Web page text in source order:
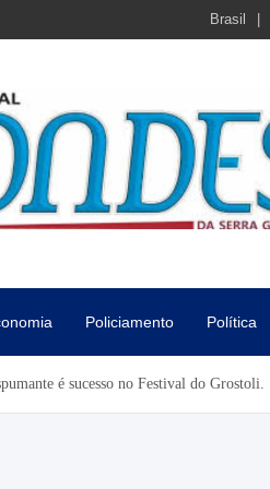
Brasil
Policiamento Política
é sucesso no Festival do Grostoli.